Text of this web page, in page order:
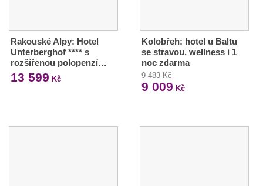
Rakouské Alpy: Hotel
Unterberghof **** s
rozšířenou polopenzí…
13 599 Kč
Kolobřeh: hotel u Baltu
se stravou, wellness i 1
noc zdarma
9 483 Kč
9 009 Kč